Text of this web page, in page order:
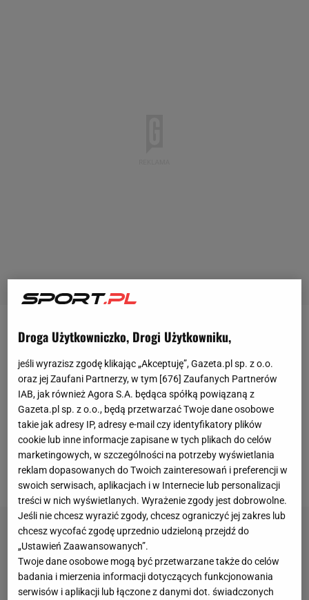
Cały poprzedni sezon Adam Buksaspędził w
wypożyczenia z RC Lens. Turcy pragnęli wykupić
Polaka z francuskiego zespołu, jednak nie posiadali
wystarczających środków. To oznaczało, że 28-latek
musiał rozglądać się za nowym klubem. Ostatecznie
wybór padł na duńskie FC Midtjylland, które
wyłożyło za niego cztery miliony euro.
Droga Użytkowniczko, Drogi Użytkowniku,
jeśli wyrazisz zgodę klikając „Akceptuję”, Gazeta.pl sp. z o.o.
oraz jej Zaufani Partnerzy, w tym [676] Zaufanych Partnerów
IAB, jak również Agora S.A. będąca spółką powiązaną z
Gazeta.pl sp. z o.o., będą przetwarzać Twoje dane osobowe
takie jak adresy IP, adresy e-mail czy identyfikatory plików
cookie lub inne informacje zapisane w tych plikach do celów
marketingowych, w szczególności na potrzeby wyświetlania
reklam dopasowanych do Twoich zainteresowań i preferencji w
swoich serwisach, aplikacjach i w Internecie lub personalizacji
treści w nich wyświetlanych. Wyrażenie zgody jest dobrowolne.
Jeśli nie chcesz wyrazić zgody, chcesz ograniczyć jej zakres lub
chcesz wycofać zgodę uprzednio udzieloną przejdź do
„Ustawień Zaawansowanych”.
Twoje dane osobowe mogą być przetwarzane także do celów
badania i mierzenia informacji dotyczących funkcjonowania
serwisów i aplikacji lub łączone z danymi dot. świadczonych